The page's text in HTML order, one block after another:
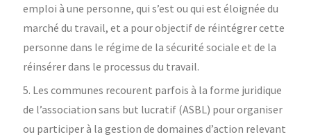
emploi à une personne, qui s’est ou qui est éloignée du
marché du travail, et a pour objectif de réintégrer cette
personne dans le régime de la sécurité sociale et de la
réinsérer dans le processus du travail.
5. Les communes recourent parfois à la forme juridique
de l’association sans but lucratif (ASBL) pour organiser
ou participer à la gestion de domaines d’action relevant